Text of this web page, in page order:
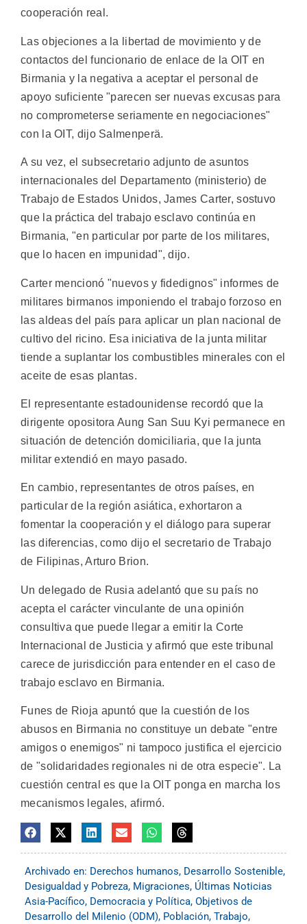
cooperación real.
Las objeciones a la libertad de movimiento y de
contactos del funcionario de enlace de la OIT en
Birmania y la negativa a aceptar el personal de
apoyo suficiente "parecen ser nuevas excusas para
no comprometerse seriamente en negociaciones"
con la OIT, dijo Salmenperä.
A su vez, el subsecretario adjunto de asuntos
internacionales del Departamento (ministerio) de
Trabajo de Estados Unidos, James Carter, sostuvo
que la práctica del trabajo esclavo continúa en
Birmania, "en particular por parte de los militares,
que lo hacen en impunidad", dijo.
Carter mencionó "nuevos y fidedignos" informes de
militares birmanos imponiendo el trabajo forzoso en
las aldeas del país para aplicar un plan nacional de
cultivo del ricino. Esa iniciativa de la junta militar
tiende a suplantar los combustibles minerales con el
aceite de esas plantas.
El representante estadounidense recordó que la
dirigente opositora Aung San Suu Kyi permanece en
situación de detención domiciliaria, que la junta
militar extendió en mayo pasado.
En cambio, representantes de otros países, en
particular de la región asiática, exhortaron a
fomentar la cooperación y el diálogo para superar
las diferencias, como dijo el secretario de Trabajo
de Filipinas, Arturo Brion.
Un delegado de Rusia adelantó que su país no
acepta el carácter vinculante de una opinión
consultiva que puede llegar a emitir la Corte
Internacional de Justicia y afirmó que este tribunal
carece de jurisdicción para entender en el caso de
trabajo esclavo en Birmania.
Funes de Rioja apuntó que la cuestión de los
abusos en Birmania no constituye un debate "entre
amigos o enemigos" ni tampoco justifica el ejercicio
de "solidaridades regionales ni de otra especie". La
cuestión central es que la OIT ponga en marcha los
mecanismos legales, afirmó.
Archivado en: Derechos humanos, Desarrollo Sostenible,
Desigualdad y Pobreza, Migraciones, Últimas Noticias
Asia-Pacífico, Democracia y Política, Objetivos de
Desarrollo del Milenio (ODM), Población, Trabajo,